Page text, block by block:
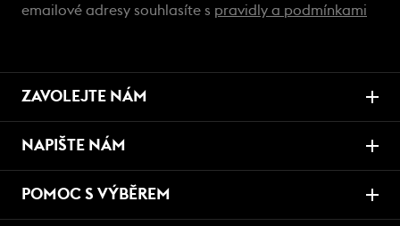
emailové adresy souhlasíte s pravidly a podmínkami
ZAVOLEJTE NÁM
NAPIŠTE NÁM
POMOC S VÝBĚREM